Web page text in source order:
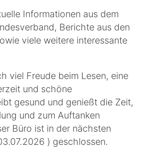
Informationen aus dem
Berichte aus den
viele weitere interessante
viel Freude beim Lesen, eine
und schöne
gesund und genießt die Zeit,
und zum Auftanken
Büro ist in der nächsten
) geschlossen.